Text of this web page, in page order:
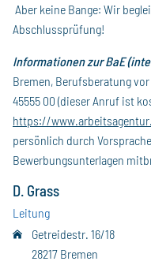
Aber keine Bange: Wir
Abschlussprüfung!
Informationen zur BaE
Bremen, Berufsberatung
45555 00 (dieser Anruf ist
https://
persönlich durch
Bewerbungsunterlagen
D. Grass
Leitung
Getreidestr. 16/18
28217 Bremen